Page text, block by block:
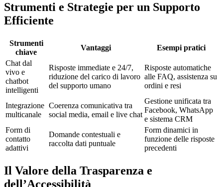
Strumenti e Strategie per un Supporto
Efficiente
Strumenti
chiave
Vantaggi
Esempi pratici
Chat dal
vivo e
chatbot
intelligenti
Risposte immediate e 24/7,
riduzione del carico di lavoro
del supporto umano
Risposte automatiche
alle FAQ, assistenza su
ordini e resi
Integrazione
multicanale
Coerenza comunicativa tra
social media, email e live chat
Gestione unificata tra
Facebook, WhatsApp
e sistema CRM
Form di
contatto
adattivi
Domande contestuali e
raccolta dati puntuale
Form dinamici in
funzione delle risposte
precedenti
Il Valore della Trasparenza e
dell’Accessibilità